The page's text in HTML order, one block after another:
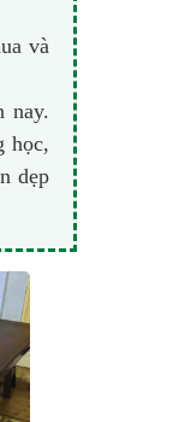
và
nay.
học,
dẹp